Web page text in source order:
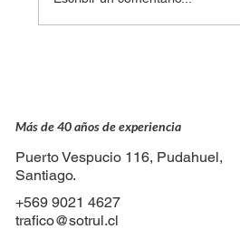
Más de 40 años de experiencia
Puerto Vespucio 116, Pudahuel,
Santiago.
+569 9021 4627
trafico@sotrul.cl